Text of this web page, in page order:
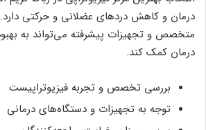
درمان و کاهش دردهای عضلانی و حرکتی دارد.
متخصص و تجهیزات پیشرفته می‌تواند به
درمان کمک کند.
بررسی تخصص و تجربه فیزیوتراپیست
توجه به تجهیزات و دستگاه‌های درمانی